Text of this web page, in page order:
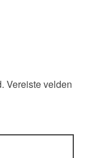
Vereiste velden